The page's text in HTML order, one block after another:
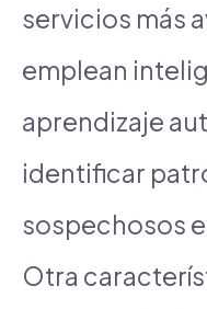
servicios más
emplean
aprendizaje
identificar
sospechosos
Otra